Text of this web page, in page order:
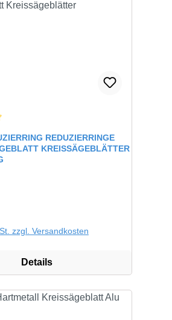
Bewertung von 5 von 5 Sternen
REDUZIERRINGE
KREISSÄGEBLÄTTER
zzgl. Versandkosten
Details